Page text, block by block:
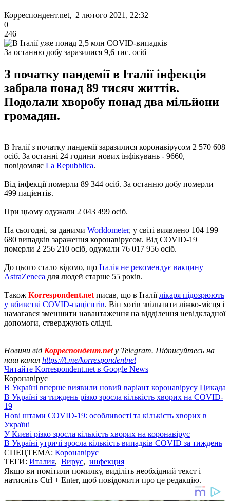
Корреспондент.net, 2 лютого 2021, 22:32
0
246
За останню добу заразилися 9,6 тис. осіб
З початку пандемії в Італії інфекція
забрала понад 89 тисяч життів.
Подолали хворобу понад два мільйони
громадян.
В Італії з початку пандемії заразилися коронавірусом 2 570 608
осіб. За останні 24 години нових інфікувань - 9660,
повідомляє La Repubblica.
Від інфекції померли 89 344 осіб. За останню добу померли
499 пацієнтів.
При цьому одужали 2 043 499 осіб.
На сьогодні, за даними Worldometer, у світі виявлено 104 199
680 випадків зараження коронавірусом. Від COVID-19
померли 2 256 210 осіб, одужали 76 017 956 осіб.
До цього стало відомо, що Італія не рекомендує вакцину
AstraZeneca для людей старше 55 років.
Також Korrespondent.net писав, що в Італіїлікаря підозрюють
у вбивстві COVID-пацієнтів. Він хотів звільнити ліжко-місця і
намагався зменшити навантаження на відділення невідкладної
допомоги, стверджують слідчі.
Новини від Корреспондент.netу Telegram. Підписуйтесь на
наш канал https://t.me/korrespondentnet
Читайте Korrespondent.net в Google News
Коронавірус
В Україні вперше виявили новий варіант коронавірусу Цикада
В Україні за тиждень різко зросла кількість хворих на COVID-
19
Нові штами COVID-19: особливості та кількість хворих в
Україні
У Києві різко зросла кількість хворих на коронавірус
В Україні утричі зросла кількість випадків COVID за тиждень
СПЕЦТЕМА: Коронавірус
ТЕГИ: Италия, Вирус, инфекция
Якщо ви помітили помилку, виділіть необхідний текст і
натисніть Ctrl + Enter, щоб повідомити про це редакцію.